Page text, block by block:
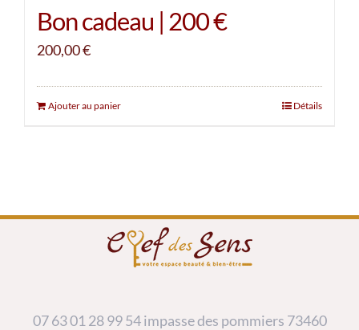
Bon cadeau | 200 €
200,00€
Ajouter au panier Détails
07 63 01 28 9954 impasse des pommiers 73460